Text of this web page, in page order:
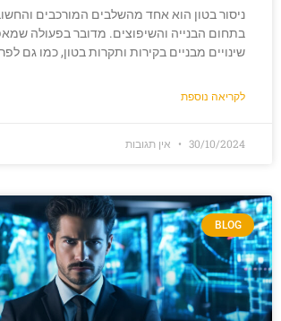
ניסור בטון הוא אחד מהשלבים המורכבים
בתחום הבנייה והשיפוצים. מדובר בפעולה
שינויים מבניים בקירות ותקרות בטון, כמו גם
לקריאה נוספת
30/10/2024 אין תגובות
BLOG